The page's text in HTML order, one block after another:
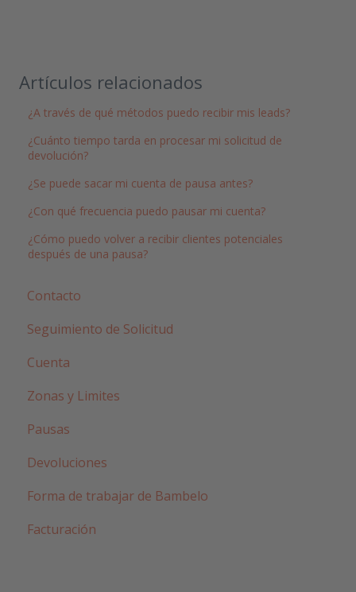
Artículos relacionados
¿A través de qué métodos puedo recibir mis leads?
¿Cuánto tiempo tarda en procesar mi solicitud de
devolución?
¿Se puede sacar mi cuenta de pausa antes?
¿Con qué frecuencia puedo pausar mi cuenta?
¿Cómo puedo volver a recibir clientes potenciales
después de una pausa?
Contacto
Seguimiento de Solicitud
Cuenta
Zonas y Limites
Pausas
Devoluciones
Forma de trabajar de Bambelo
Facturación